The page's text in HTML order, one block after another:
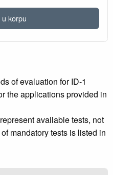
u korpu
of evaluation for ID-1
the applications provided in
available tests, not
mandatory tests is listed in